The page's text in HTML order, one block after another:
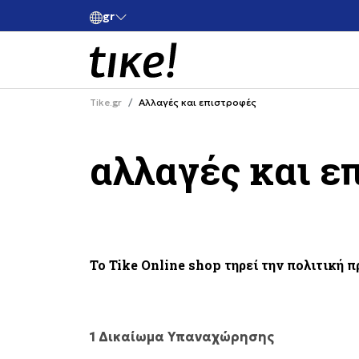
grΚάνε εγγραφή και κέρδισε -10% στην πρώτη σου
Tike.gr Αλλαγές και επιστροφές
αλλαγές και
To Tike Online shop τηρεί την πολιτική
1 Δικαίωμα Υπαναχώρησης